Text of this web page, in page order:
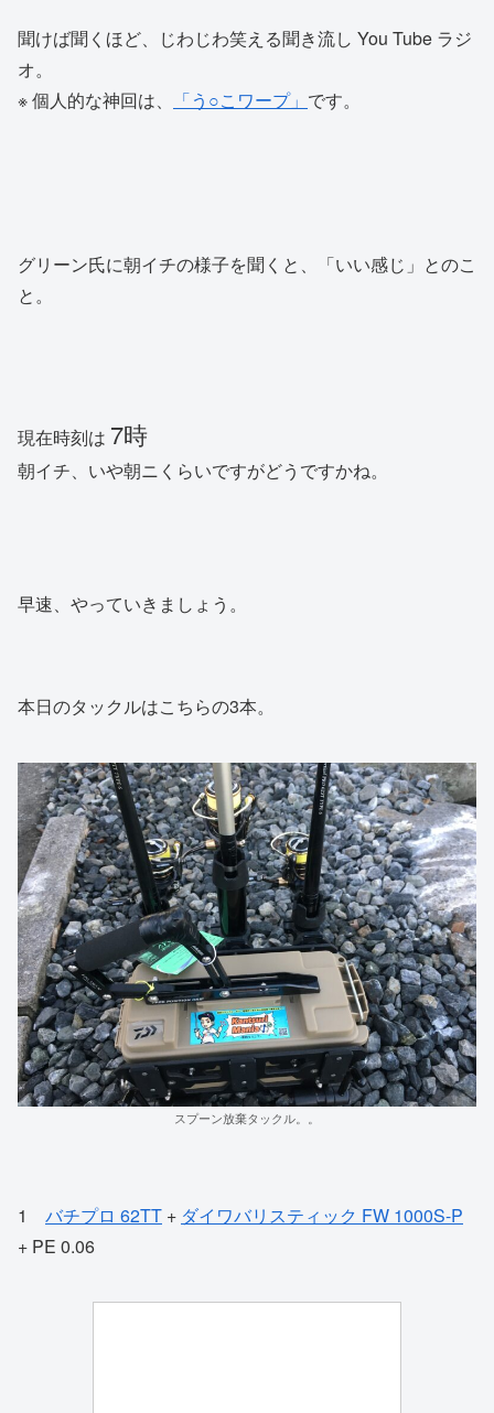
聞けば聞くほど、じわじわ笑える聞き流し You Tube ラジ
オ。
※ 個人的な神回は、
「う○こワープ」 です。
グリーン氏に朝イチの様子を聞くと、「いい感じ」とのこ
と。
現在時刻は 7時
朝イチ、いや朝ニくらいですがどうですかね。
早速、やっていきましょう。
本日のタックルはこちらの3本。
スプーン放棄タックル。。
1 バチプロ 62TT + ダイワバリスティック FW 1000S-P
+ PE 0.06